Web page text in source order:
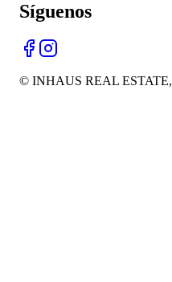
Síguenos
© INHAUS REAL ESTATE,